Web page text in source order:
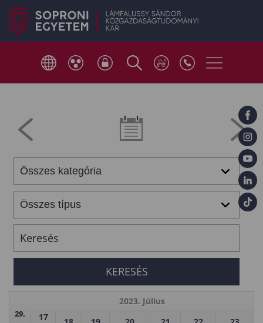
29.
2023. Július
17